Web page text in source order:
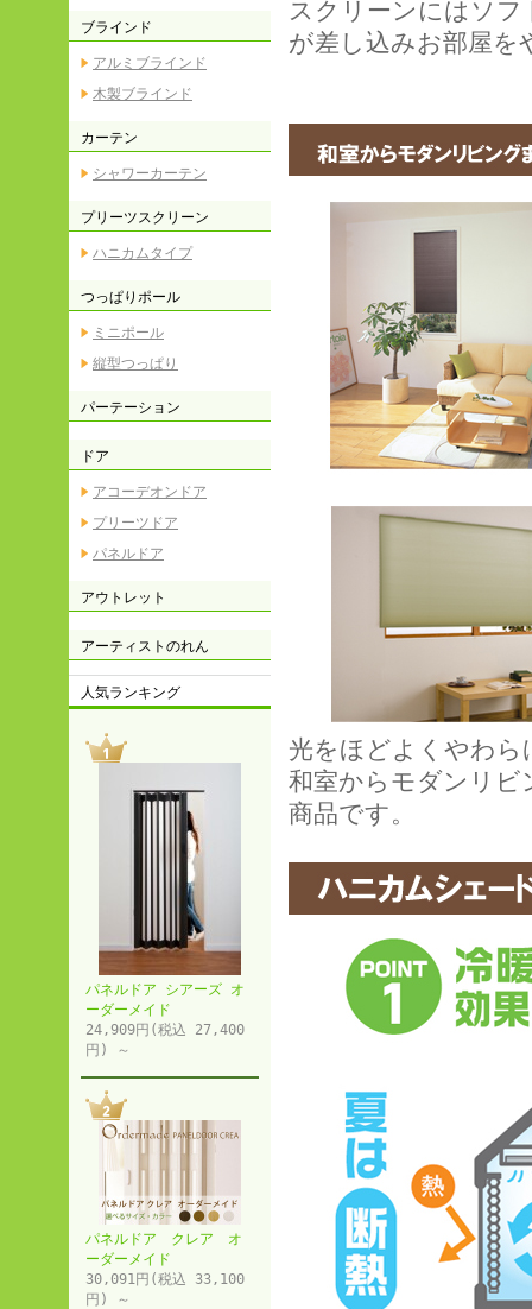
ブラインド
アルミブラインド
木製ブラインド
カーテン
シャワーカーテン
プリーツスクリーン
ハニカムタイプ
つっぱりポール
ミニポール
縦型つっぱり
パーテーション
ドア
アコーデオンドア
プリーツドア
パネルドア
アウトレット
アーティストのれん
人気ランキング
パネルドア シアーズ オ
ーダーメイド
24,909円(税込 27,400
円) ～
パネルドア クレア オ
ーダーメイド
30,091円(税込 33,100
円) ～
スクリーンにはソフ
が差し込みお部屋を
光をほどよくやわら
和室からモダンリビ
商品です。